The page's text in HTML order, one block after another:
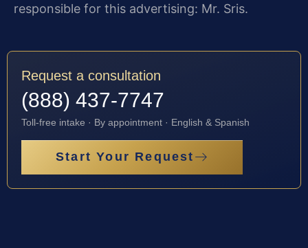
responsible for this advertising: Mr. Sris.
Request a consultation
(888) 437-7747
Toll-free intake · By appointment · English & Spanish
Start Your Request